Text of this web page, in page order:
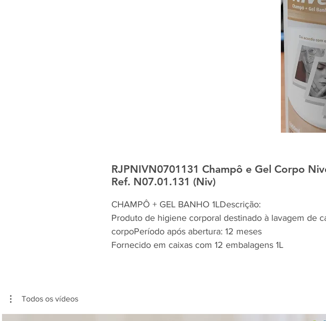
RJPNIVN0701131 Champô e Gel Corpo
Ref. N07.01.131 (Niv)
CHAMPÔ + GEL BANHO 1LDescrição:
Produto de higiene corporal destinado à lavagem de
corpoPeríodo após abertura: 12 meses
Fornecido em caixas com 12 embalagens 1L
Todos os vídeos